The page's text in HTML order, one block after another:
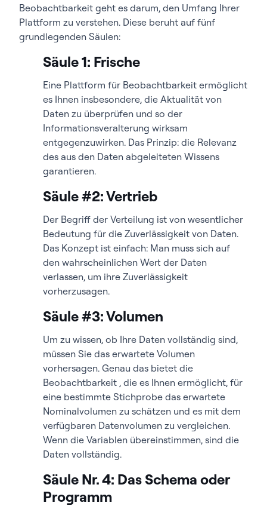
Beobachtbarkeit geht es darum, den Umfang Ihrer
Plattform zu verstehen. Diese beruht auf fünf
grundlegenden Säulen:
Säule 1: Frische
Eine Plattform für Beobachtbarkeit ermöglicht
es Ihnen insbesondere, die Aktualität von
Daten zu überprüfen und so der
Informationsveralterung wirksam
entgegenzuwirken. Das Prinzip: die Relevanz
des aus den Daten abgeleiteten Wissens
garantieren.
Säule #2: Vertrieb
Der Begriff der Verteilung ist von wesentlicher
Bedeutung für die Zuverlässigkeit von Daten.
Das Konzept ist einfach: Man muss sich auf
den wahrscheinlichen Wert der Daten
verlassen, um ihre Zuverlässigkeit
vorherzusagen.
Säule #3: Volumen
Um zu wissen, ob Ihre Daten vollständig sind,
müssen Sie das erwartete Volumen
vorhersagen. Genau das bietet die
Beobachtbarkeit , die es Ihnen ermöglicht, für
eine bestimmte Stichprobe das erwartete
Nominalvolumen zu schätzen und es mit dem
verfügbaren Datenvolumen zu vergleichen.
Wenn die Variablen übereinstimmen, sind die
Daten vollständig.
Säule Nr. 4: Das Schema oder
Programm